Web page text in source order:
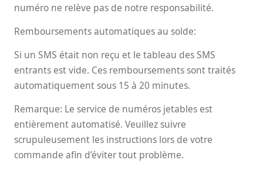
numéro ne relève pas de notre responsabilité.
Remboursements automatiques au solde:
Si un SMS était non reçu et le tableau des SMS
entrants est vide. Ces remboursements sont traités
automatiquement sous 15 à 20 minutes.
Remarque: Le service de numéros jetables est
entièrement automatisé. Veuillez suivre
scrupuleusement les instructions lors de votre
commande afin d’éviter tout problème.